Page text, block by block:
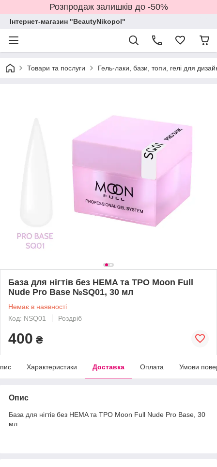
Розпродаж залишків до -50%
Інтернет-магазин "BeautyNikopol"
Товари та послуги Гель-лаки, бази, топи, гелі для
База для нігтів без HEMA та ТРО Moon Full
Nude Pro Base №SQ01, 30 мл
Немає в наявності
Код: NSQ01
Роздріб
400 ₴
Характеристики Доставка Оплата Умови
Опис
База для нігтів без HEMA та ТРО Moon Full Nude Pro Base, 30
мл